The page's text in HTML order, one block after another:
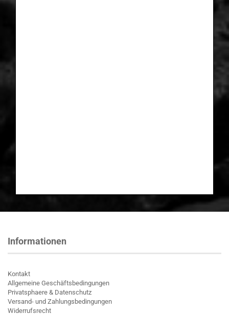
Informationen
Kontakt
Allgemeine Geschäftsbedingungen
Privatsphaere & Datenschutz
Versand- und Zahlungsbedingungen
Widerrufsrecht